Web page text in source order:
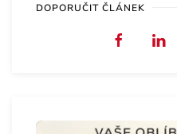
DOPORUČIT ČLÁNEK